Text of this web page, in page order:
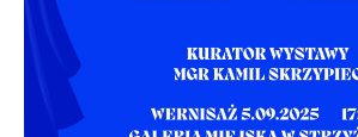
Firmy te działają w charakterze pośredników
treści w postaci wiadomości, ofert,
społecznościowych.